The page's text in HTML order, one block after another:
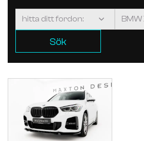
Sök
Visa